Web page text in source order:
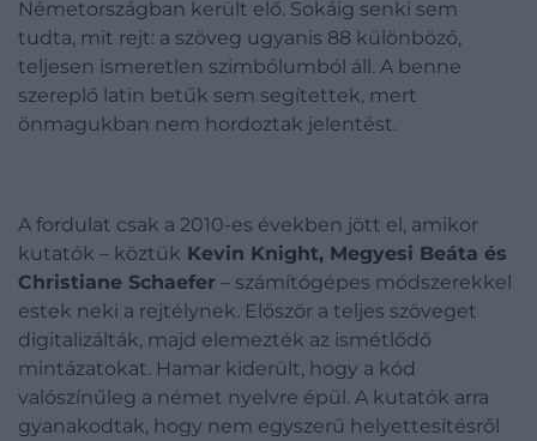
Németországban került elő. Sokáig senki sem
tudta, mit rejt: a szöveg ugyanis 88 különböző,
teljesen ismeretlen szimbólumból áll. A benne
szereplő latin betűk sem segítettek, mert
önmagukban nem hordoztak jelentést.
A fordulat csak a 2010-es években jött el, amikor
kutatók – köztük Kevin Knight, Megyesi Beáta és
Christiane Schaefer – számítógépes módszerekkel
estek neki a rejtélynek. Először a teljes szöveget
digitalizálták, majd elemezték az ismétlődő
mintázatokat. Hamar kiderült, hogy a kód
valószínűleg a német nyelvre épül. A kutatók arra
gyanakodtak, hogy nem egyszerű helyettesítésről